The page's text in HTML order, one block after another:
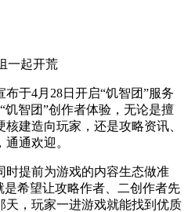
一起开荒
布于4月28日开启“饥智团”服务
饥智团”创作者体验，无论是擅
建造向玩家，还是攻略资讯、
通欢迎。
时提前为游戏的内容生态做准
是希望让攻略作者、二创作者先
天，玩家一进游戏就能找到优质